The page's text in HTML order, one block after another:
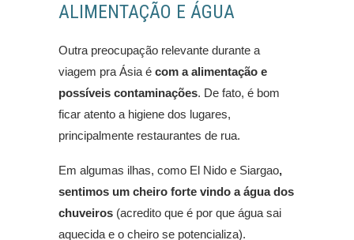
ALIMENTAÇÃO E ÁGUA
Outra preocupação relevante durante a
viagem pra Ásia é com a alimentação e
possíveis contaminações. De fato, é bom
ficar atento a higiene dos lugares,
principalmente restaurantes de rua.
Em algumas ilhas, como El Nido e Siargao,
sentimos um cheiro forte vindo a água dos
chuveiros (acredito que é por que água sai
aquecida e o cheiro se potencializa).